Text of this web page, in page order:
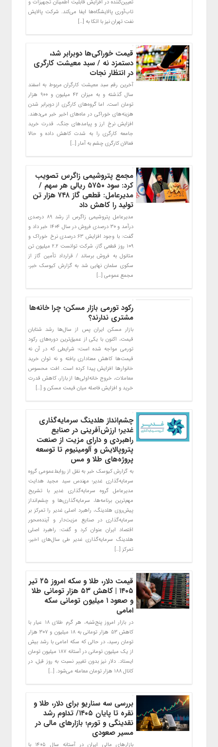
تعیین‌کننده در افزایش قابلیت اطمینان تجهیزات و
تاب‌آوری پالایشگاه‌ها ایفا می‌کند. شرکت پالایش
نفت تهران نیز با اتکا به […]
قیمت خوراکی‌ها دوبرابر شد،
دستمزد نه / سبد معیشت کارگری
در انتظار نجات
آخرین رقم سبد معیشت کارگران مربوط به اسفند
سال گذشته و به میزان ۴۲ میلیون و ۹۰۰ هزار
تومان است، اما گروه‌های کارگری از دوبرابر شدن
هزینه‌های خوراکی در ماه‌های اخیر خبر می‌دهند.
افزایش نرخ ارز و پیامدهای جنگ، قدرت خرید
جامعه کارگری را به شدت کاهش داده و حالا
فعالان کارگری چشم به آمار […]
مجمع پتروشیمی زاگرس تصویب
کرد: سود ۵۷۵۰ ریالی هر سهم /
مدیرعامل: قطعی گاز ۷۴۸ هزار تن
تولید را کاهش داد
مدیرعامل پتروشیمی زاگرس از رشد ۸۹ درصدی
درآمد و ۳۰ درصدی فروش در سال ۱۴۰۴ خبر داد و
گفت: با وجود افزایش ۶۳ درصدی نرخ خوراک و
۱۰۹ روز قطعی گاز، شرکت توانست ۲.۲ میلیون تن
متانول به فروش برساند / قرارداد تأمین گاز از
سکوی سلمان نهایی شد به گزارش کیوسک خبر،
مجمع عمومی […]
رکود تورمی بازار مسکن؛ چرا خانه‌ها
مشتری ندارند؟
بازار مسکن ایران پس از سال‌ها رشد شتابان
قیمت، اکنون با یکی از عمیق‌ترین دوره‌های رکود
تورمی مواجه شده است؛ شرایطی که در آن نه
قیمت‌ها کاهش معناداری یافته و نه توان خرید
خانوارها افزایش پیدا کرده است. افت محسوس
معاملات، خروج خانه‌اولی‌ها از بازار، کاهش قدرت
خرید و افزایش فاصله میان قیمت مسکن و […]
چشم‌انداز هلدینگ سرمایه‌گذاری
غدیر؛ ارزش‌آفرینی در صنایع
راهبردی و دارای مزیت از صنعت
پتروپالایش و آلومینیوم تا توسعه
پروژه‌های طلا و مس
به گزارش کیوسک خبر به نقل از روابط‌عمومی گروه
سرمایه‌گذاری غدیر؛ مهندس سید مجید هدایت
مدیرعامل گروه سرمایه‌گذاری غدیر با تشریح
مهم‌ترین برنامه‌ها، سرمایه‌گذاری‌ها و چشم‌انداز
پیش‌روی هلدینگ، راهبرد اصلی غدیر را تمرکز بر
سرمایه‌گذاری در صنایع مزیت‌دار و آینده‌محور
اقتصاد ایران عنوان کرد و گفت: راهبرد اصلی
هلدینگ سرمایه‌گذاری غدیر طی سال‌های اخیر،
تمرکز […]
قیمت دلار، طلا و سکه امروز ۲۵ تیر
۱۴۰۵ | کاهش ۵۳ هزار تومانی طلا
و صعود ۱ میلیون تومانی سکه
امامی
در بازار امروز پنج‌شنبه، هر گرم طلای ۱۸ عیار با
کاهش ۵۳ هزار تومانی به ۱۸ میلیون و ۳۰۷ هزار
تومان رسید، در حالی که سکه امامی با رشد بیش
از یک میلیون تومانی در آستانه ۱۸۷ میلیون تومان
ایستاد. دلار نیز بدون تغییر نسبت به روز قبل، در
کانال ۱۸۸ هزار تومان معامله می‌شود. […]
بررسی سه سناریو برای دلار، طلا و
نقره تا پایان ۱۴۰۵/ تداوم رشد
نقدینگی و تورم؛ بازارهای مالی در
مسیر صعودی
بازارهای مالی ایران در آستانه سال ۱۴۰۵ با